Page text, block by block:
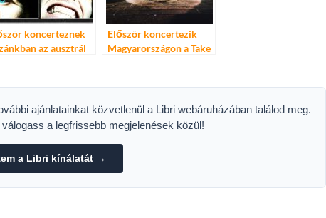
koncerteznek
az ausztrál
a Budapest
Először koncertezik
Magyarországon a Take
ajánlatainkat közvetlenül a Libri webáruházában találod meg.
a legfrissebb megjelenések közül!
a Libri kínálatát →